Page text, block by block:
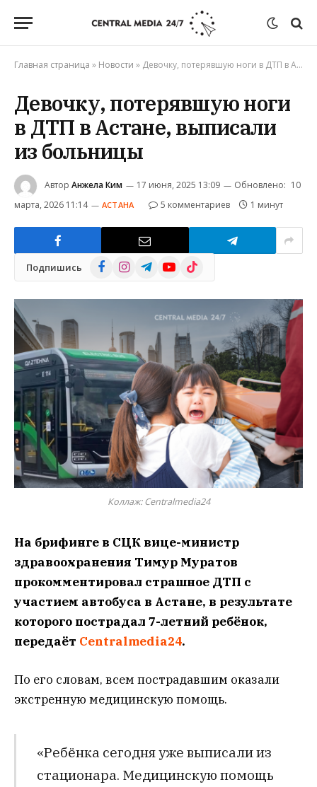
Главная страница » Новости » Девочку, потерявшую ноги в ДТП в Астане, выписали из больницы
Девочку, потерявшую ноги
в ДТП в Астане, выписали
из больницы
Автор Анжела Ким 17 июня, 2025 13:09 Обновлено: 10
марта, 2026 11:14
АСТАНА 5 комментариев 1 минут
Подпишись FacebookInstagramTelegramYouTube
TikTok
Коллаж: Centralmedia24
На брифинге в СЦК вице-министр
здравоохранения Тимур Муратов
прокомментировал страшное ДТП с
участием автобуса в Астане, в результате
которого пострадал 7-летний ребёнок,
передаёт Centralmedia24.
По его словам, всем пострадавшим оказали
экстренную медицинскую помощь.
«Ребёнка сегодня уже выписали из
стационара. Медицинскую помощь